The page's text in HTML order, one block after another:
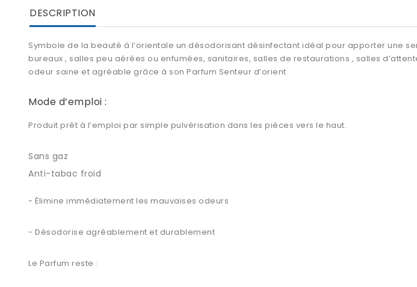
DESCRIPTION
Symbole de la beauté à l’orientale un désodorisant désinfectant idéal pour apporter une
bureaux , salles peu aérées ou enfumées, sanitaires, salles de restaurations , salles
odeur saine et agréable grâce à son Parfum Senteur d’orient
Mode d’emploi :
Produit prêt à l’emploi par simple pulvérisation dans les pièces vers le haut.
Sans gaz
Anti-tabac froid
- Élimine immédiatement les mauvaises odeurs
- Désodorise agréablement et durablement
Le Parfum reste :